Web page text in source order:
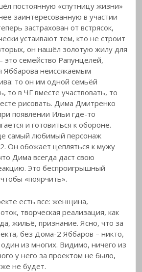
постоянную «спутницу жизни»
заинтересованную в участии
застрахован от встрясок,
устаивают тем, кто не строит
он нашёл золотую жилу для
это семейство Рапунцелей,
Яббарова неиссякаемым
то он им одной семьёй
то в ЧГ вместе участвовать, то
рисовать. Дима Дмитренко
появлении Ильи где-то
и готовиться к обороне.
самый любимый персонаж
Он обожает цепляться к мужу
Дима всегда даст свою
Это беспроигрышный
«поярчить».
есть все: женщина,
творческая реализация, как
жильё, признание. Ясно, что за
без Дома-2 Яббаров – никто,
из многих. Видимо, ничего из
у него за проектом не было,
не будет.